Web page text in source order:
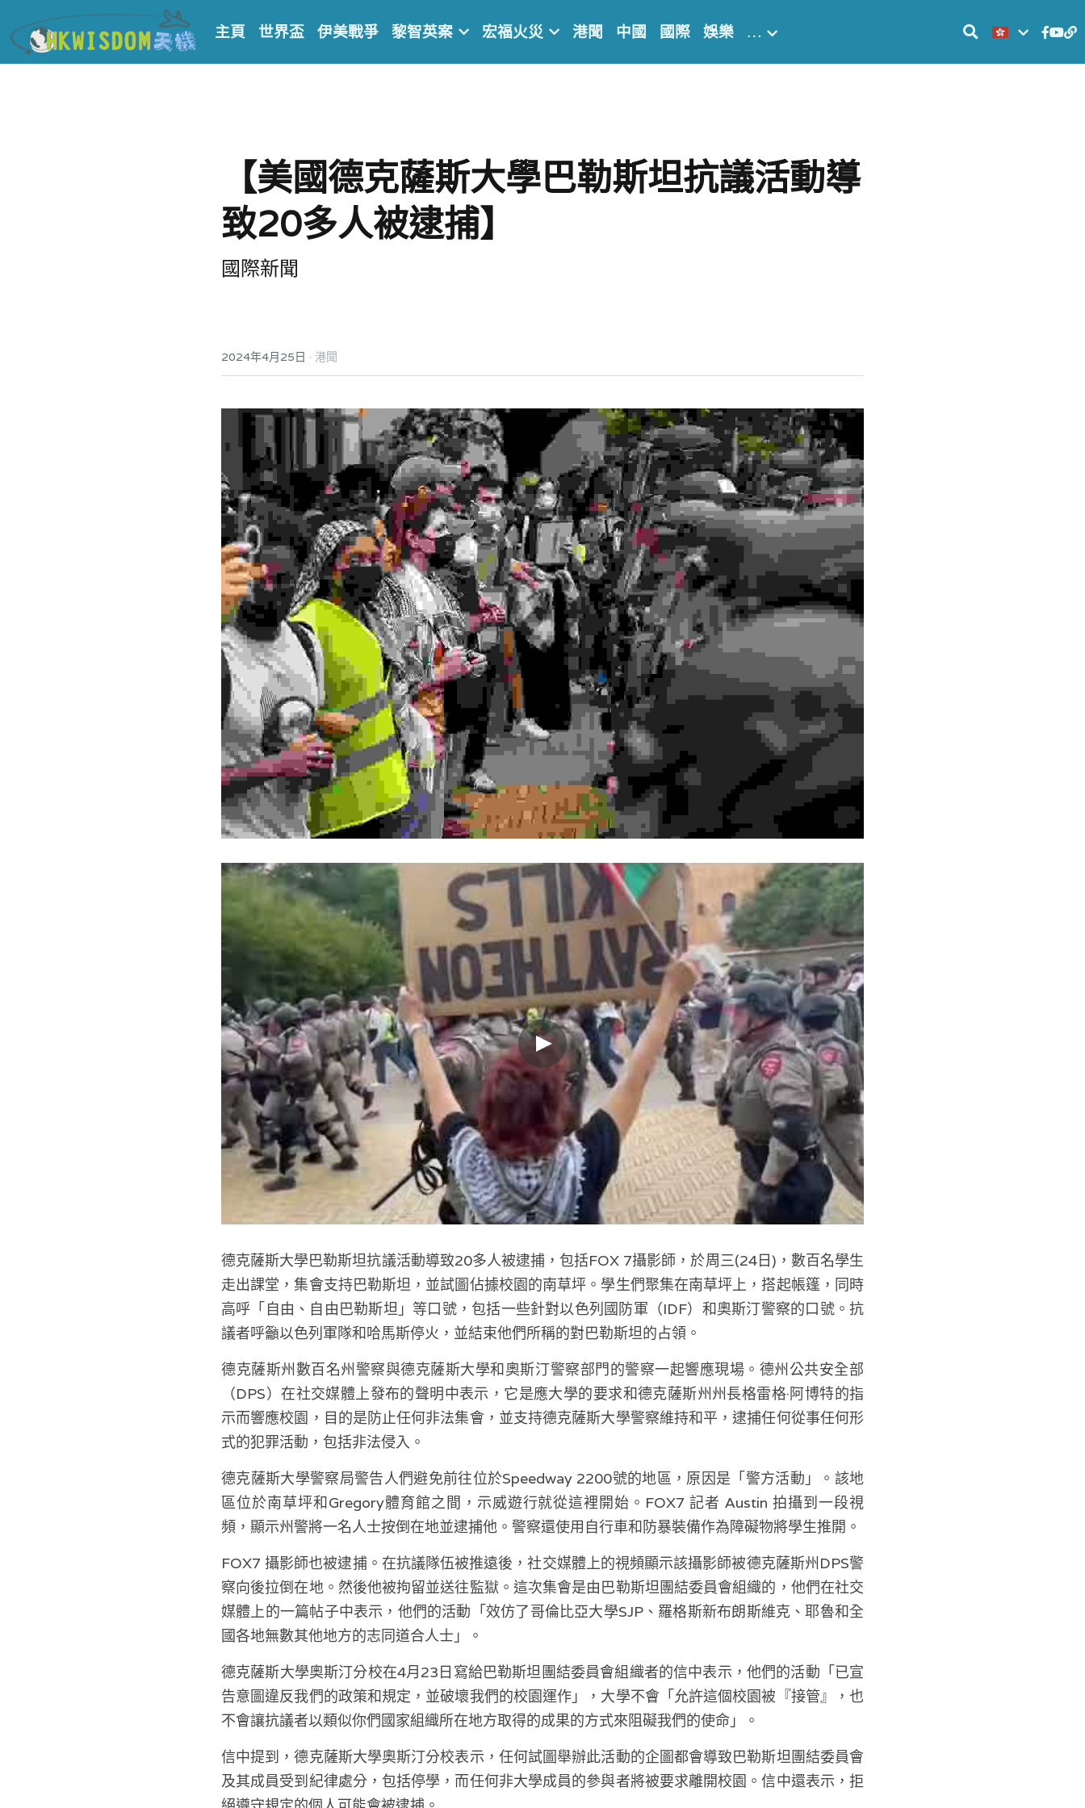
主頁 世界盃 伊美戰爭 黎智英案 宏福火災 港聞 中國 國際 娛樂 …
【美國德克薩斯大學巴勒斯坦抗議活動導
致20多人被逮捕】
國際新聞
2024年4月25日 · 港聞
德克薩斯大學巴勒斯坦抗議活動導致20多人被逮捕，包括FOX 7攝影師，於周三(24日)，數百名學生
走出課堂，集會支持巴勒斯坦，並試圖佔據校園的南草坪。學生們聚集在南草坪上，搭起帳篷，同時
高呼「自由、自由巴勒斯坦」等口號，包括一些針對以色列國防軍（IDF）和奧斯汀警察的口號。抗
議者呼籲以色列軍隊和哈馬斯停火，並結束他們所稱的對巴勒斯坦的占領。
德克薩斯州數百名州警察與德克薩斯大學和奧斯汀警察部門的警察一起響應現場。德州公共安全部
（DPS）在社交媒體上發布的聲明中表示，它是應大學的要求和德克薩斯州州長格雷格·阿博特的指
示而響應校園，目的是防止任何非法集會，並支持德克薩斯大學警察維持和平，逮捕任何從事任何形
式的犯罪活動，包括非法侵入。
德克薩斯大學警察局警告人們避免前往位於Speedway 2200號的地區，原因是「警方活動」。該地
區位於南草坪和Gregory體育館之間，示威遊行就從這裡開始。FOX7 記者 Austin 拍攝到一段視
頻，顯示州警將一名人士按倒在地並逮捕他。警察還使用自行車和防暴裝備作為障礙物將學生推開。
FOX7 攝影師也被逮捕。在抗議隊伍被推遠後，社交媒體上的視頻顯示該攝影師被德克薩斯州DPS警
察向後拉倒在地。然後他被拘留並送往監獄。這次集會是由巴勒斯坦團結委員會組織的，他們在社交
媒體上的一篇帖子中表示，他們的活動「效仿了哥倫比亞大學SJP、羅格斯新布朗斯維克、耶魯和全
國各地無數其他地方的志同道合人士」。
德克薩斯大學奧斯汀分校在4月23日寫給巴勒斯坦團結委員會組織者的信中表示，他們的活動「已宣
告意圖違反我們的政策和規定，並破壞我們的校園運作」，大學不會「允許這個校園被『接管』，也
不會讓抗議者以類似你們國家組織所在地方取得的成果的方式來阻礙我們的使命」。
信中提到，德克薩斯大學奧斯汀分校表示，任何試圖舉辦此活動的企圖都會導致巴勒斯坦團結委員會
及其成員受到紀律處分，包括停學，而任何非大學成員的參與者將被要求離開校園。信中還表示，拒